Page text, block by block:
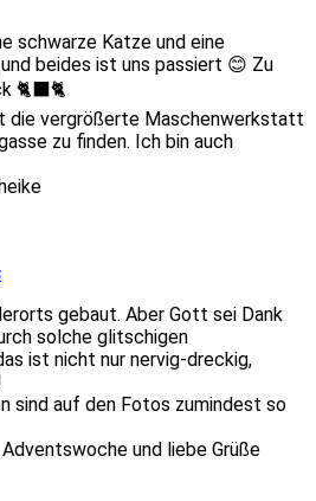
schwarze Katze und eine
beides ist uns passiert 😊 Zu
🐈‍⬛🐈
die vergrößerte Maschenwerkstatt
zu finden. Ich bin auch
gebaut. Aber Gott sei Dank
solche glitschigen
ist nicht nur nervig-dreckig,
sind auf den Fotos zumindest so
und liebe Grüße